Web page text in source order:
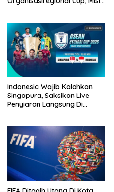
Indonesia Wajib Kalahkan
Singapura, Saksikan Live
Penyiaran Langsung Di